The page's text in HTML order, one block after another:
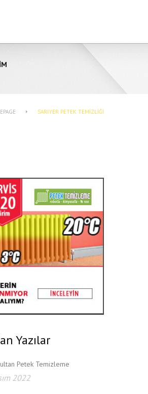
SARIYER PETEK TEMIZLIĞI
Yazılar
Petek Temizleme
2022